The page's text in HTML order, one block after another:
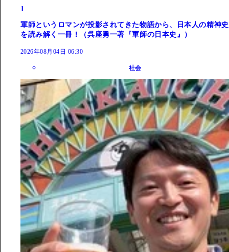
1
軍師というロマンが投影されてきた物語から、日本人の精神史
を読み解く一冊！（呉座勇一著『軍師の日本史』）
2026年08月04日 06:30
社会